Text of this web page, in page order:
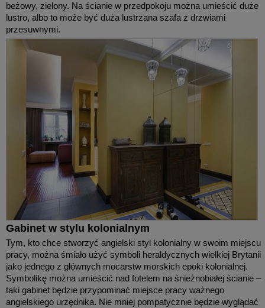
beżowy, zielony. Na ścianie w przedpokoju można umieścić duże
lustro, albo to może być duża lustrzana szafa z drzwiami
przesuwnymi.
Gabinet w stylu kolonialnym
Tym, kto chce stworzyć angielski styl kolonialny w swoim miejscu
pracy, można śmiało użyć symboli heraldycznych wielkiej Brytanii
jako jednego z głównych mocarstw morskich epoki kolonialnej.
Symbolikę można umieścić nad fotelem na śnieżnobiałej ścianie –
taki gabinet będzie przypominać miejsce pracy ważnego
angielskiego urzędnika. Nie mniej pompatycznie będzie wyglądać